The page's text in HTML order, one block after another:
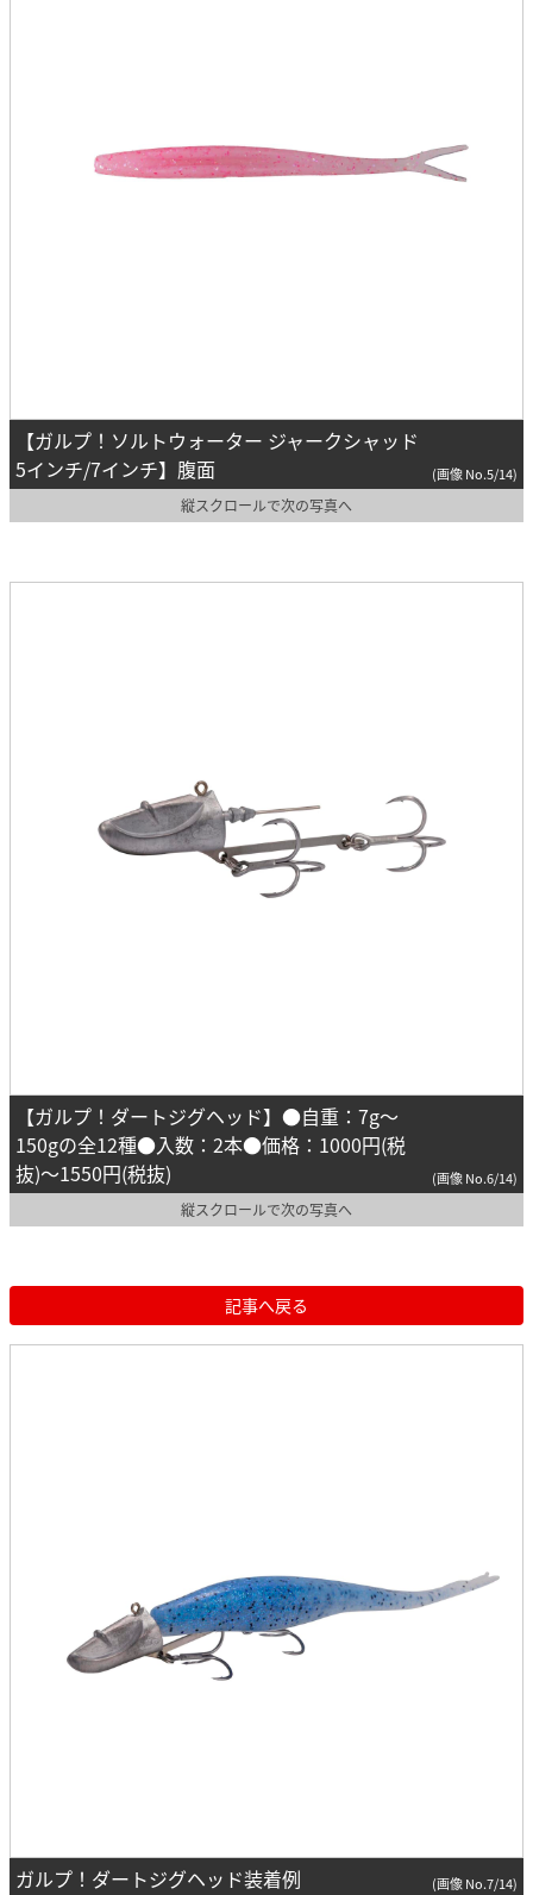
【ガルプ！ソルトウォーター ジャークシャッド
5インチ/7インチ】腹面
(画像 No.5/14)
縦スクロールで次の写真へ
【ガルプ！ダートジグヘッド】●自重：7g～
150gの全12種●入数：2本●価格：1000円(税
抜)～1550円(税抜)
(画像 No.6/14)
縦スクロールで次の写真へ
記事へ戻る
ガルプ！ダートジグヘッド装着例 (画像 No.7/14)